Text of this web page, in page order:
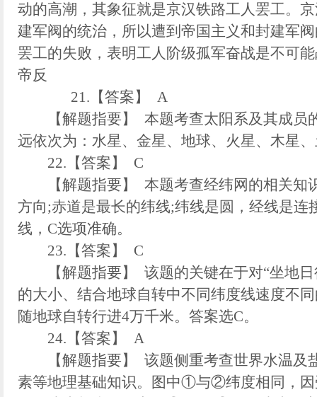
动的高潮，其象征就是京汉铁路工人罢工。
建军阀的统治，所以遭到帝国主义和封建军
罢工的失败，表明工人阶级孤军奋战是不可
帝反
21.【答案】 A
【解题指要】 本题考查太阳系及其成员
远依次为：水星、金星、地球、火星、木星
22.【答案】 C
【解题指要】 本题考查经纬网的相关知
方向;赤道是最长的纬线;纬线是圆，经线是
线，C选项准确。
23.【答案】 C
【解题指要】 该题的关键在于对“坐地日
的大小、结合地球自转中不同纬度线速度不
随地球自转行进4万千米。答案选C。
24.【答案】 A
【解题指要】 该题侧重考查世界水温及
素等地理基础知识。图中①与②纬度相同，